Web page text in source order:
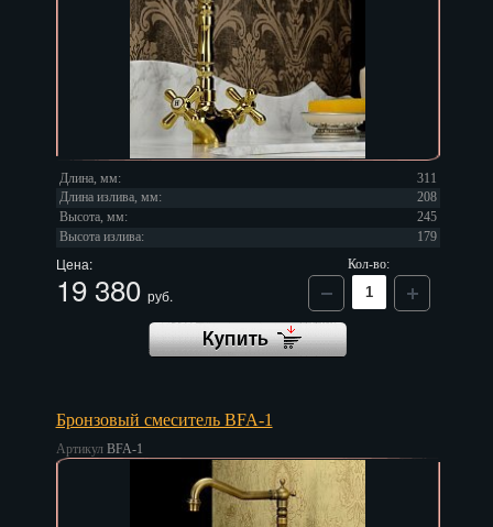
Длина, мм:
311
Длина излива, мм:
208
Высота, мм:
245
Высота излива:
179
Цена:
19 380 руб.
Кол-во:
Бронзовый смеситель BFA-1
Артикул BFA-1